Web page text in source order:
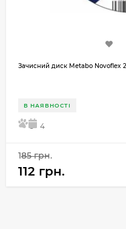
Зачисний диск Metabo Novoflex
В НАЯВНОСТІ
5 4
185 грн.
112 грн.